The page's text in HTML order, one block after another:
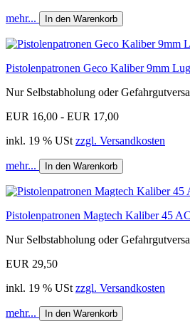
mehr... In den Warenkorb
Pistolenpatronen Geco Kaliber 9mm
Nur Selbstabholung oder
EUR 16,00 - EUR 17,00
inkl. 19 % USt zzgl. Versandkosten
mehr... In den Warenkorb
Pistolenpatronen Magtech Kaliber 45
Nur Selbstabholung oder
EUR 29,50
inkl. 19 % USt zzgl. Versandkosten
mehr... In den Warenkorb